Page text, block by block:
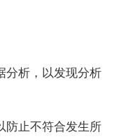
分析，以发现分析
防止不符合发生所